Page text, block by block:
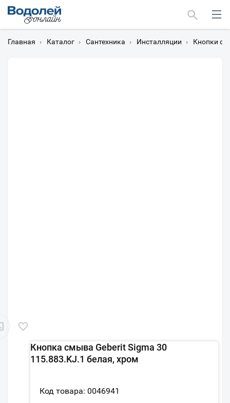
Главная › Каталог › Сантехника › Инсталляции › Кнопки
Кнопка смыва Geberit Sigma 30
115.883.KJ.1 белая, хром
Код товара: 0046941